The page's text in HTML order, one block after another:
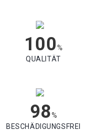
100%
QUALITÄT
98%
BESCHÄDIGUNGSFREI